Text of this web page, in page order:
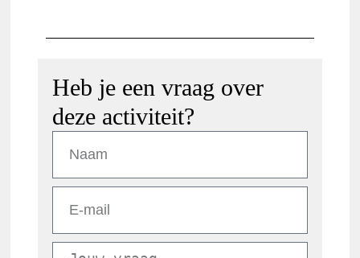
Heb je een vraag over
deze activiteit?